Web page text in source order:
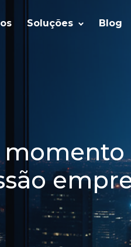
Soluções Blog